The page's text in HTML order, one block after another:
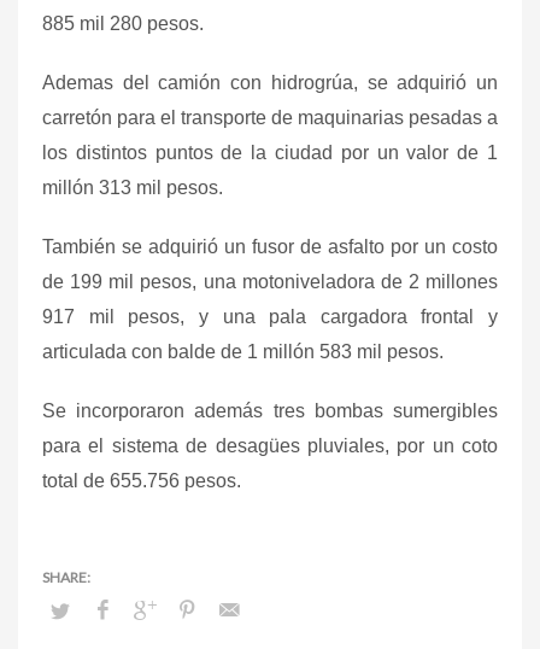
885 mil 280 pesos.
Ademas del camión con hidrogrúa, se adquirió un
carretón para el transporte de maquinarias pesadas a
los distintos puntos de la ciudad por un valor de 1
millón 313 mil pesos.
También se adquirió un fusor de asfalto por un costo
de 199 mil pesos, una motoniveladora de 2 millones
917 mil pesos, y una pala cargadora frontal y
articulada con balde de 1 millón 583 mil pesos.
Se incorporaron además tres bombas sumergibles
para el sistema de desagües pluviales, por un coto
total de 655.756 pesos.